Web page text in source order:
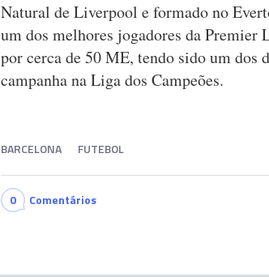
Natural de Liverpool e formado no
um dos melhores jogadores da Premier
por cerca de 50 ME, tendo sido um dos
campanha na Liga dos Campeões.
BARCELONA FUTEBOL
0 Comentários